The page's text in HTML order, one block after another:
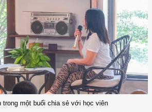
trong một buổi chia sẻ với học viên